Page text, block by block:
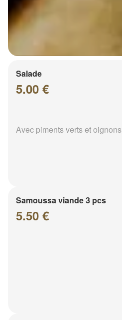
Salade
5.00 €
Avec piments verts et oignons
Samoussa viande 3 pcs
5.50 €